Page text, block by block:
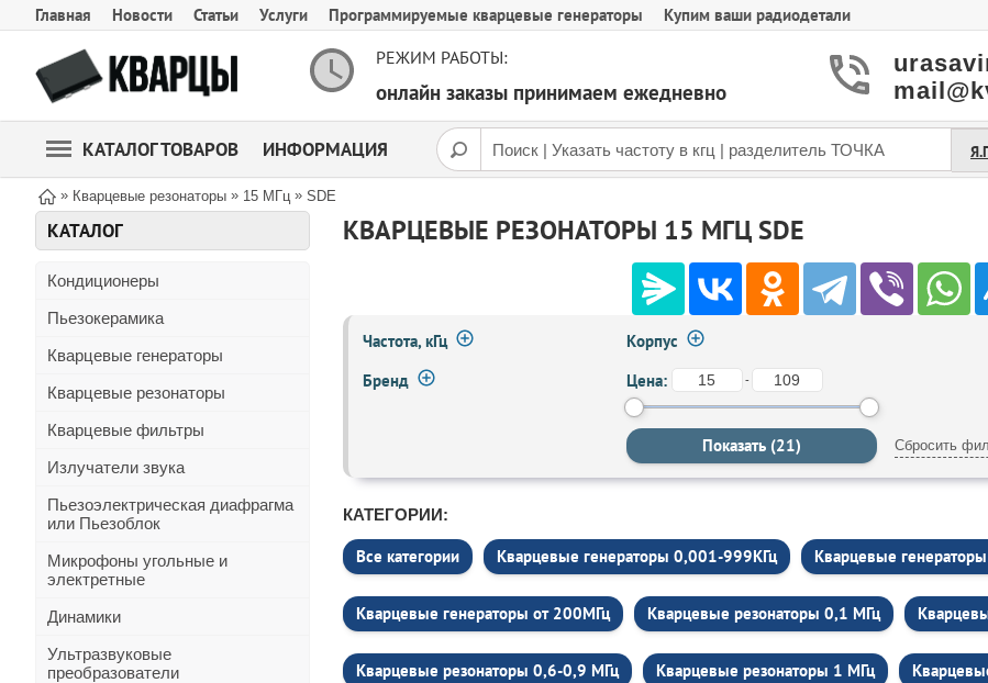
Главная Новости Статьи Услуги Программируемые кварцевые генераторы Купим ваши радиодетали
РЕЖИМ РАБОТЫ:
онлайн заказы принимаем ежедневно
КАТАЛОГ ТОВАРОВ ИНФОРМАЦИЯ
» Кварцевые резонаторы » 15 МГц » SDE
КАТАЛОГ
Кондиционеры
Пьезокерамика
Кварцевые генераторы
Кварцевые резонаторы
Кварцевые фильтры
Излучатели звука
Пьезоэлектрическая диафрагма
или Пьезоблок
Микрофоны угольные и
электретные
Динамики
Ультразвуковые
преобразователи
КВАРЦЕВЫЕ РЕЗОНАТОРЫ 15 МГЦ SDE
Частота, кГц
Корпус
Бренд
Цена: -
Сбросить
КАТЕГОРИИ:
Все категории Кварцевые генераторы 0,001-999КГц Кварцевые
Кварцевые генераторы от 200МГц Кварцевые резонаторы 0,1 МГц
Кварцевые резонаторы 0,6-0,9 МГц Кварцевые резонаторы 1 МГц